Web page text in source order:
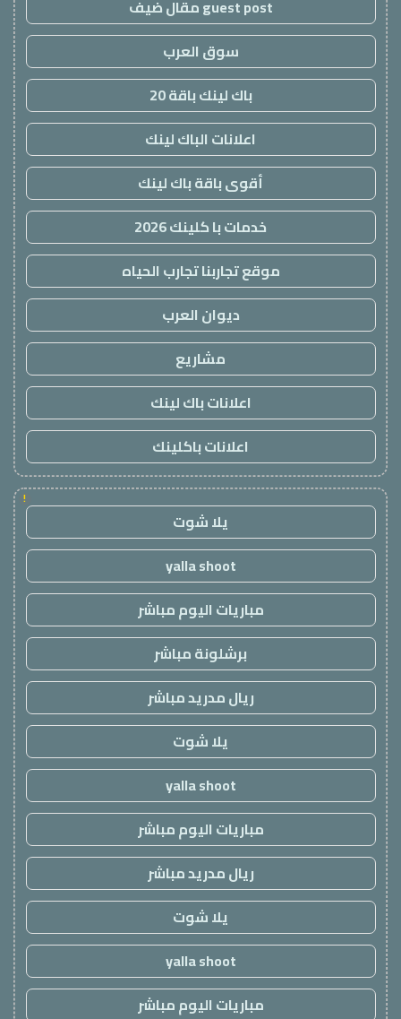
guest post مقال ضيف
سوق العرب
باك لينك باقة 20
اعلانات الباك لينك
أقوى باقة باك لينك
خدمات با كلينك 2026
موقع تجاربنا تجارب الحياه
ديوان العرب
مشاريع
اعلانات باك لينك
اعلانات باكلينك
!
يلا شوت
yalla shoot
مباريات اليوم مباشر
برشلونة مباشر
ريال مدريد مباشر
يلا شوت
yalla shoot
مباريات اليوم مباشر
ريال مدريد مباشر
يلا شوت
yalla shoot
مباريات اليوم مباشر